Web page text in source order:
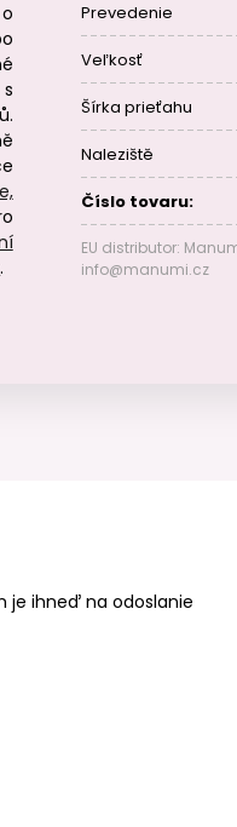
.
Prevedenie
Veľkosť
Šírka prieťahu
Naleziště
Číslo tovaru:
EU distributor:
info@manumi.cz
je ihneď na odoslanie